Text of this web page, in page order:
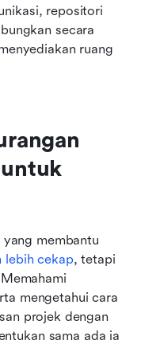
repositori
secara
ruang
membantu
lebih cekap, tetapi
mengetahui cara
projek dengan
sama ada ia